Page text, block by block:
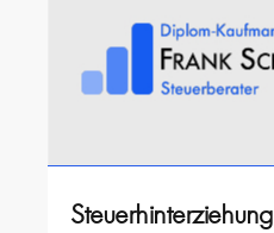
Steuerhinterziehung